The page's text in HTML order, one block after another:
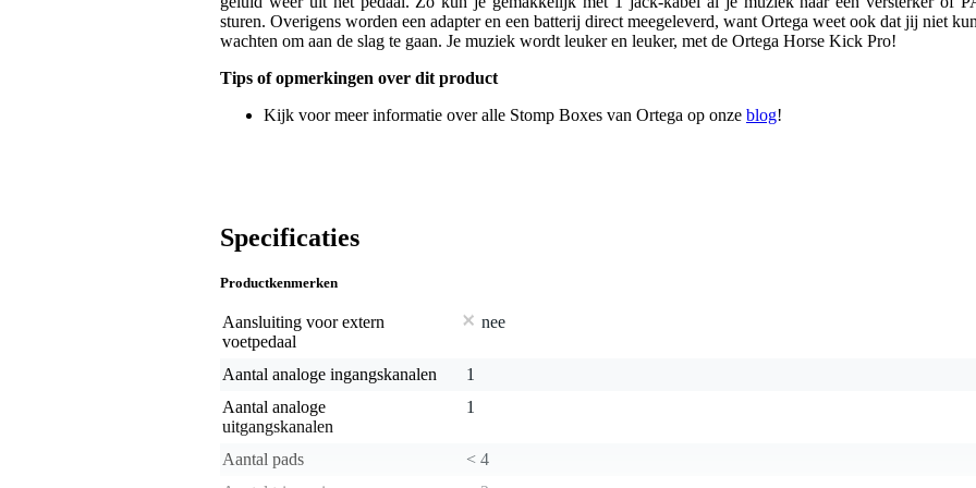
sturen. Overigens worden een adapter en een batterij direct meegeleverd, want Ortega weet ook dat jij niet
wachten om aan de slag te gaan. Je muziek wordt leuker en leuker, met de Ortega Horse Kick Pro!
Tips of opmerkingen over dit product
Kijk voor meer informatie over alle Stomp Boxes van Ortega op onze blog!
Specificaties
Productkenmerken
Aansluiting voor extern
voetpedaal
nee
Aantal analoge ingangskanalen
1
Aantal analoge
uitgangskanalen
1
Aantal pads
< 4